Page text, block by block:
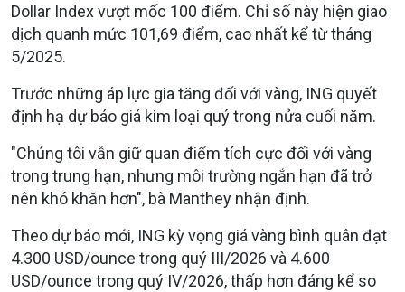
Dollar Index vượt mốc 100 điểm. Chỉ số này hiện giao
dịch quanh mức 101,69 điểm, cao nhất kể từ tháng
5/2025.
Trước những áp lực gia tăng đối với vàng, ING quyết
định hạ dự báo giá kim loại quý trong nửa cuối năm.
"Chúng tôi vẫn giữ quan điểm tích cực đối với vàng
trong trung hạn, nhưng môi trường ngắn hạn đã trở
nên khó khăn hơn", bà Manthey nhận định.
Theo dự báo mới, ING kỳ vọng giá vàng bình quân đạt
4.300 USD/ounce trong quý III/2026 và 4.600
USD/ounce trong quý IV/2026, thấp hơn đáng kể so